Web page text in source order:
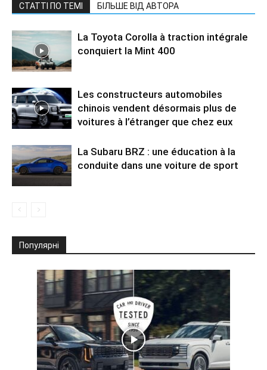
СТАТТІ ПО ТЕМІ БІЛЬШЕ ВІД АВТОРА
La Toyota Corolla à traction intégrale
conquiert la Mint 400
Les constructeurs automobiles
chinois vendent désormais plus de
voitures à l’étranger que chez eux
La Subaru BRZ : une éducation à la
conduite dans une voiture de sport
Популярні